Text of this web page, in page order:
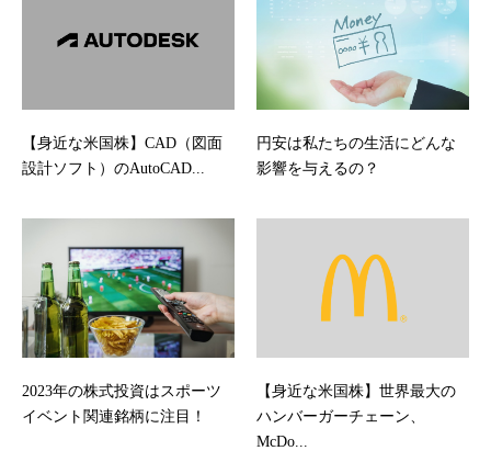
【身近な米国株】CAD（図面
設計ソフト）のAutoCAD...
円安は私たちの生活にどんな
影響を与えるの？
2023年の株式投資はスポーツ
イベント関連銘柄に注目！
【身近な米国株】世界最大の
ハンバーガーチェーン、
McDo...